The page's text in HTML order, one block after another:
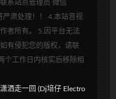
系站点管理员 微信
严肃处理！！ 4.本站音视
者所有。 5.因平台无法
有侵犯您的版权，请联
个工作日内核实后移除相
洒走一回 (Dj培仔 Electro